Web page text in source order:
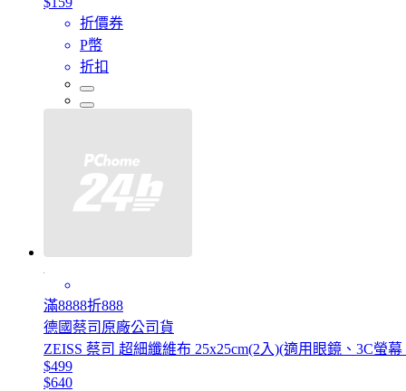
折價券
P幣
折扣
滿8888折888
德國蔡司原廠公司貨
ZEISS 蔡司 超細纖維布 25x25cm(2入)(適用眼鏡、3C螢
$499
$640